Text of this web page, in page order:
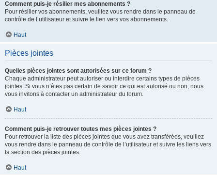
Comment puis-je résilier mes abonnements ?
Pour résilier vos abonnements, veuillez vous rendre dans le panneau de
contrôle de l’utilisateur et suivre le lien vers vos abonnements.
Haut
Pièces jointes
Quelles pièces jointes sont autorisées sur ce forum ?
Chaque administrateur peut autoriser ou interdire certains types de pièces
jointes. Si vous n’êtes pas certain de savoir ce qui est autorisé ou non, nous
vous invitons à contacter un administrateur du forum.
Haut
Comment puis-je retrouver toutes mes pièces jointes ?
Pour retrouver la liste des pièces jointes que vous avez transférées, veuillez
vous rendre dans le panneau de contrôle de l’utilisateur et suivre les liens vers
la section des pièces jointes.
Haut